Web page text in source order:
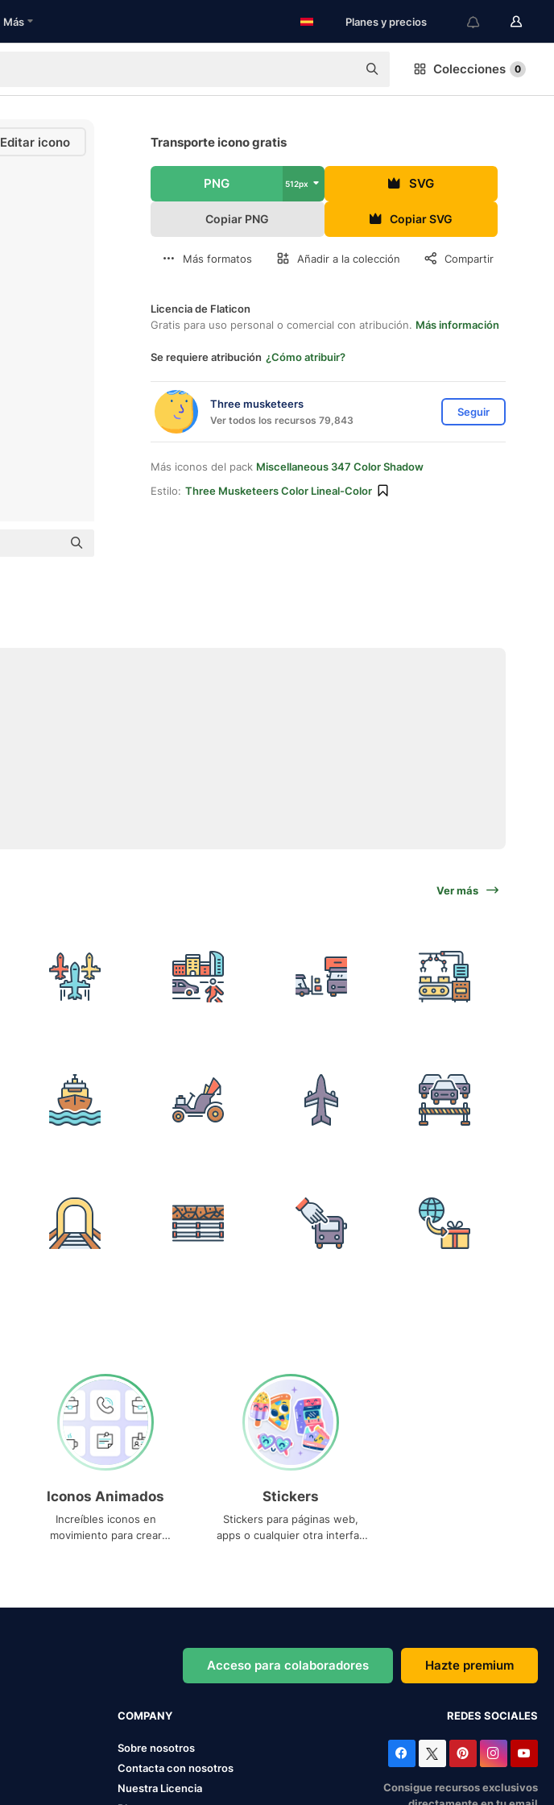
Más Planes y precios
Colecciones 0
Editar icono Transporte icono gratis
PNG 512px SVG
Copiar PNG Copiar SVG
Más formatos Añadir a la colección Compartir
Licencia de Flaticon
Gratis para uso personal o comercial con atribución. Más información
Se requiere atribución ¿Cómo atribuir?
Three musketeers
Ver todos los recursos 79,843
Seguir
Más iconos del pack Miscellaneous 347 Color Shadow
Estilo: Three Musketeers Color Lineal-Color
Ver más
Iconos Animados
Increíbles iconos en
movimiento para crear
Stickers
Stickers para páginas web,
apps o cualquier otra interfaz
Acceso para colaboradores Hazte premium
COMPANY
Sobre nosotros
Contacta con nosotros
Nuestra Licencia
REDES SOCIALES
Consigue recursos exclusivos